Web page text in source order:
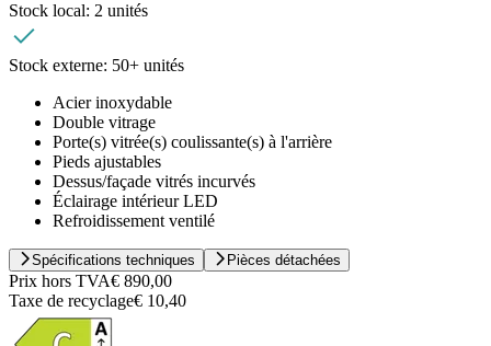
Stock local: 2 unités
Stock externe: 50+ unités
Acier inoxydable
Double vitrage
Porte(s) vitrée(s) coulissante(s) à l'arrière
Pieds ajustables
Dessus/façade vitrés incurvés
Éclairage intérieur LED
Refroidissement ventilé
Spécifications techniques Pièces détachées
Prix hors TVA€ 890,00
Taxe de recyclage€ 10,40